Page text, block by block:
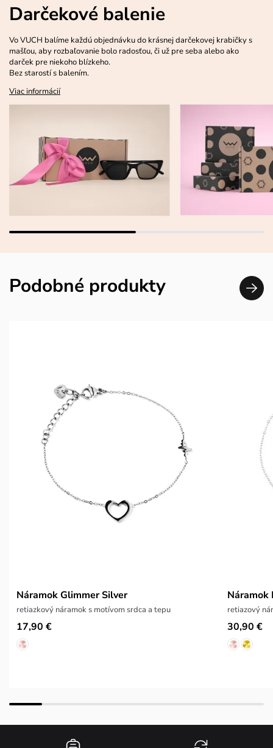
Darčekové balenie
Vo VUCH balíme každú objednávku do krásnej darčekovej krabičky s
mašľou, aby rozbaľovanie bolo radosťou, či už pre seba alebo ako
darček pre niekoho blízkeho.
Bez starostí s balením.
Viac informácií
Podobné produkty
Náramok Glimmer Silver
retiazkový náramok s motívom srdca a tepu
17,90 €
Náramok
retiazový
30,90 €